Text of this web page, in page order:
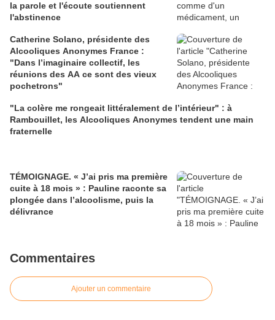
la parole et l'écoute soutiennent
l'abstinence
Catherine Solano, présidente des
Alcooliques Anonymes France :
"Dans l’imaginaire collectif, les
réunions des AA ce sont des vieux
pochetrons"
"La colère me rongeait littéralement de l’intérieur" : à
Rambouillet, les Alcooliques Anonymes tendent une main
fraternelle
TÉMOIGNAGE. « J’ai pris ma première
cuite à 18 mois » : Pauline raconte sa
plongée dans l’alcoolisme, puis la
délivrance
Commentaires
Ajouter un commentaire